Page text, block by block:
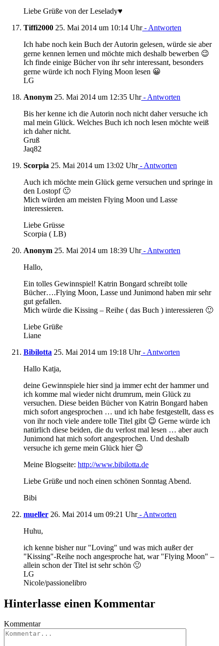
Liebe Grüße von der Leselady♥
Tiffi2000 25. Mai 2014 um 10:14 Uhr- Antworten
Ich habe noch kein Buch der Autorin gelesen, würde sie aber
gerne kennen lernen und möchte mich deshalb bewerben 😉
Ich finde einige Bücher von ihr sehr interessant, besonders
gerne würde ich noch Flying Moon lesen 😀
LG
Anonym 25. Mai 2014 um 12:35 Uhr- Antworten
Bis her kenne ich die Autorin noch nicht daher versuche ich
mal mein Glück. Welches Buch ich noch lesen möchte weiß
ich daher nicht.
Gruß
Jaq82
Scorpia 25. Mai 2014 um 13:02 Uhr- Antworten
Auch ich möchte mein Glück gerne versuchen und springe in
den Lostopf 🙂
Mich würden am meisten Flying Moon und Lasse
interessieren.
Liebe Grüsse
Scorpia ( LB)
Anonym 25. Mai 2014 um 18:39 Uhr- Antworten
Hallo,
Ein tolles Gewinnspiel! Katrin Bongard schreibt tolle
Bücher….Flying Moon, Lasse und Junimond haben mir sehr
gut gefallen.
Mich würde die Kissing – Reihe ( das Buch ) interessieren 🙂
Liebe Grüße
Liane
Bibilotta 25. Mai 2014 um 19:18 Uhr- Antworten
Hallo Katja,
deine Gewinnspiele hier sind ja immer echt der hammer und
ich komme mal wieder nicht drumrum, mein Glück zu
versuchen. Diese beiden Bücher von Katrin Bongard haben
mich sofort angesprochen … und ich habe festgestellt, dass es
von ihr noch viele andere tolle Titel gibt 😉 Gerne würde ich
natürlich diese beiden, die du verlost mal lesen … aber auch
Junimond hat mich sofort angesprochen. Und deshalb
versuche ich gerne mein Glück hier 😉
Meine Blogseite: http://www.bibilotta.de
Liebe Grüße und noch einen schönen Sonntag Abend.
Bibi
mueller 26. Mai 2014 um 09:21 Uhr- Antworten
Huhu,
ich kenne bisher nur "Loving" und was mich außer der
"Kissing"-Reihe noch angesproche hat, war "Flying Moon" –
allein schon der Titel ist sehr schön 🙂
LG
Nicole/passionelibro
Hinterlasse einen Kommentar
Kommentar